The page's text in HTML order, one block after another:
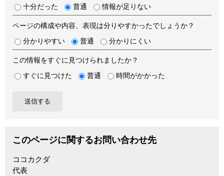
十分だった
普通 情報が足りない
ページの構成や内容、表現は分りやすかったでしょうか？
分かりやすい
普通 分かりにくい
この情報をすぐに見つけられましたか？
すぐに見つけた
普通 時間がかかった
このページに関するお問い合わせ先
ココカクダ
代表